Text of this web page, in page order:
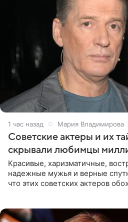
1 час назад Мария Владимирова
Советские актеры и их
скрывали любимцы
Красивые, харизматичные,
надежные мужья и верные
что этих советских актеров